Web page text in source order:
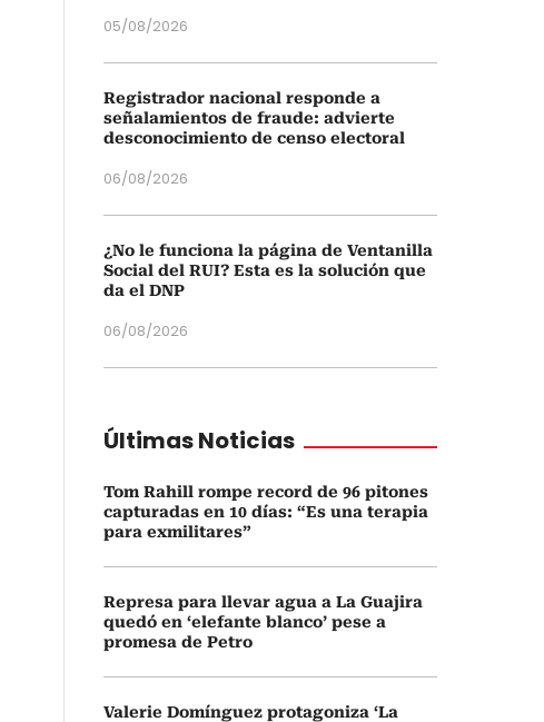
05/08/2026
Registrador nacional responde a
señalamientos de fraude: advierte
desconocimiento de censo electoral
06/08/2026
¿No le funciona la página de Ventanilla
Social del RUI? Esta es la solución que
da el DNP
06/08/2026
Últimas Noticias
Tom Rahill rompe record de 96 pitones
capturadas en 10 días: “Es una terapia
para exmilitares”
Represa para llevar agua a La Guajira
quedó en ‘elefante blanco’ pese a
promesa de Petro
Valerie Domínguez protagoniza ‘La